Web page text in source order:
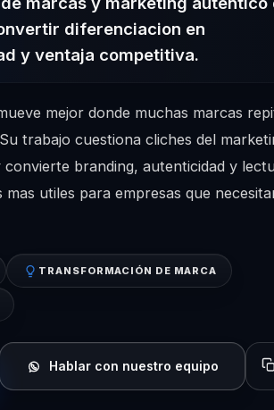
diferenciacion en
y ventaja competitiva.
mejor donde muchas marcas
trabajo cuestiona cliches del
branding, autenticidad y
utiles para empresas que
TRANSFORMACIÓN DE MARCA
Hablar con nuestro equipo